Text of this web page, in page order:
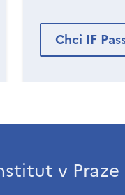
Chci IF
v Praze